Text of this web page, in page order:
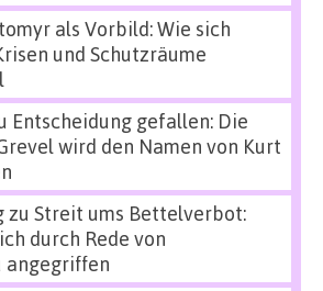
als Vorbild: Wie sich
und Schutzräume
Entscheidung gefallen: Die
wird den Namen von Kurt
zu Streit ums Bettelverbot:
durch Rede von
angegriffen